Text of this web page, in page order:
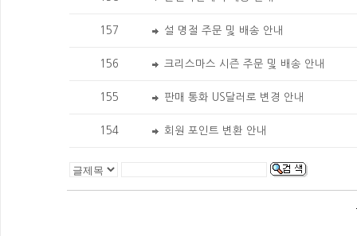
157 설 명절 주문 및 배송 안내
156 크리스마스 시즌 주문 및 배송 안내
155 판매 통화 US달러로 변경 안내
154 회원 포인트 변환 안내